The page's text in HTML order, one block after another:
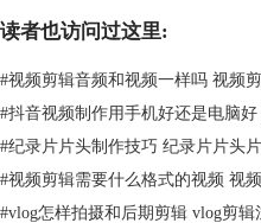
读者也访问过这里:
#视频剪辑音频和视频一样吗 视频
#抖音视频制作用手机好还是电脑
#纪录片片头制作技巧 纪录片片头
#视频剪辑需要什么格式的视频 视
#vlog怎样拍摄和后期剪辑 vlog剪辑